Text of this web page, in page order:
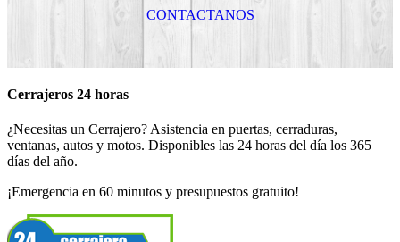
CONTACTANOS
Cerrajeros 24 horas
¿Necesitas un Cerrajero? Asistencia en puertas, cerraduras,
ventanas, autos y motos. Disponibles las 24 horas del día los 365
días del año.
¡Emergencia en 60 minutos y presupuestos gratuito!